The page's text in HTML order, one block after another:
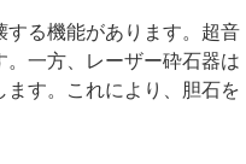
る機能があります。超音
一方、レーザー砕石器は
す。これにより、胆石を